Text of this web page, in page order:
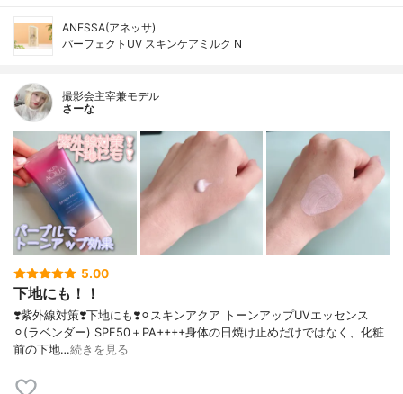
ANESSA(アネッサ)
パーフェクトUV スキンケアミルク N
撮影会主宰兼モデル
さーな
5.00
下地にも！！
❣️紫外線対策❣️下地にも❣️⚪︎スキンアクア トーンアップUVエッセンス
⚪︎(ラベンダー) SPF50＋PA++++身体の日焼け止めだけではなく、化粧
前の下地…続きを見る